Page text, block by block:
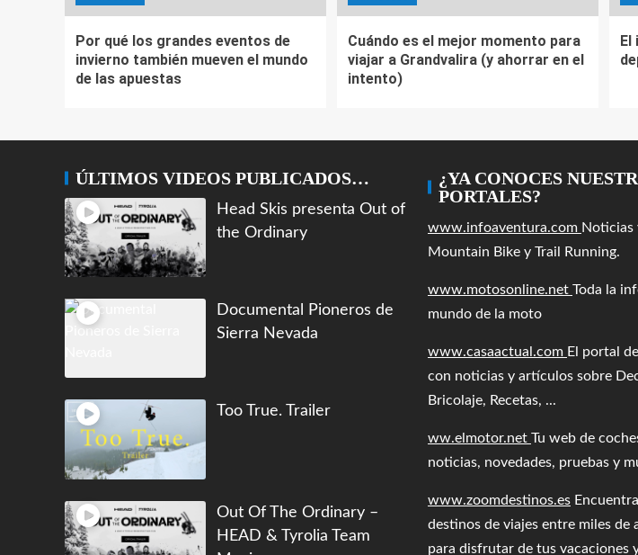
Por qué los grandes eventos de
invierno también mueven el mundo
de las apuestas
Cuándo es el mejor momento para
viajar a Grandvalira (y ahorrar en el
intento)
El
ÚLTIMOS VIDEOS PUBLICADOS…
Head Skis presenta Out of
the Ordinary
Documental Pioneros de
Sierra Nevada
Too True. Trailer
Out Of The Ordinary –
HEAD & Tyrolia Team
¿YA CONOCES
PORTALES?
www.infoaventura.com Noticias
Mountain Bike y Trail Running.
www.motosonline.net Toda la
mundo de la moto
www.casaactual.com El portal
con noticias y artículos sobre
Bricolaje, Recetas, ...
ww.elmotor.net Tu web de
noticias, novedades, pruebas y
www.zoomdestinos.es
destinos de viajes entre miles de
para disfrutar de tus vacaciones